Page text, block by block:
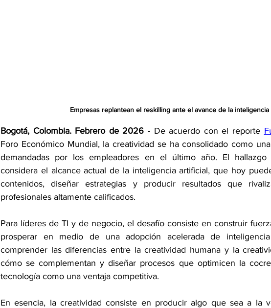
Empresas replantean el reskilling ante el avance de la inteligencia
Bogotá, Colombia. Febrero de 2026 - De acuerdo con el reporte
Foro Económico Mundial, la creatividad se ha consolidado como
demandadas por los empleadores en el último año. El
considera el alcance actual de la inteligencia artificial, que hoy
contenidos, diseñar estrategias y producir resultados que
profesionales altamente calificados.
Para líderes de TI y de negocio, el desafío consiste en construir
prosperar en medio de una adopción acelerada de
comprender las diferencias entre la creatividad humana y la
cómo se complementan y diseñar procesos que optimicen la
tecnología como una ventaja competitiva.
En esencia, la creatividad consiste en producir algo que sea a la